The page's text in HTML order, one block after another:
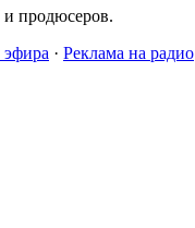
продюсеров.
· Реклама на радио